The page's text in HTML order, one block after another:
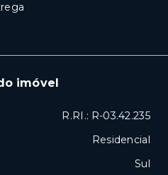
imóvel
R.RI.: R-03.42.235
Residencial
Sul